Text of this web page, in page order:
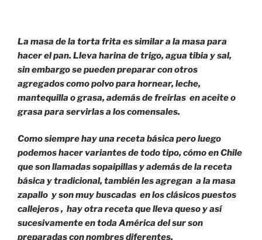
La masa de la torta frita es similar a la masa para
hacer el pan. Lleva harina de trigo, agua tibia y sal,
sin embargo se pueden preparar con otros
agregados como polvo para hornear, leche,
mantequilla o grasa, además de freírlas en aceite o
grasa para servirlas a los comensales.
Como siempre hay una receta básica pero luego
podemos hacer variantes de todo tipo, cómo en Chile
que son llamadas sopaipillas y además de la receta
básica y tradicional, también les agregan a la masa
zapallo y son muy buscadas en los clásicos puestos
callejeros , hay otra receta que lleva queso y así
sucesivamente en toda América del sur son
preparadas con nombres diferentes.